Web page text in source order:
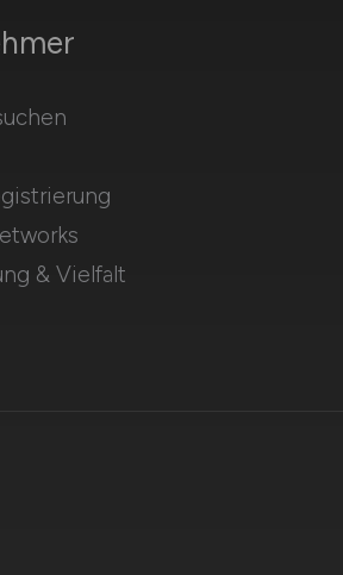
& Vielfalt